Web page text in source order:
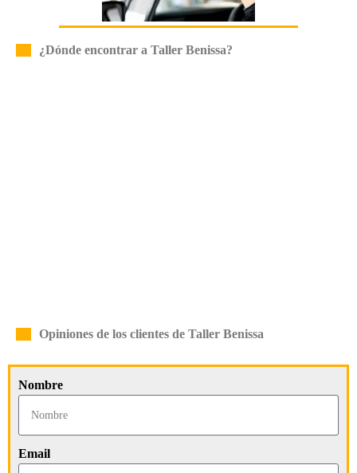
¿Dónde encontrar a Taller Benissa?
Opiniones de los clientes de Taller Benissa
Nombre
Email